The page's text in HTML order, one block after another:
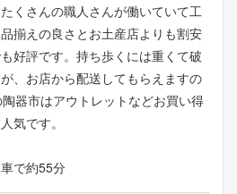
くさんの職人さんが働いていて工
揃えの良さとお土産店よりも割安
好評です。持ち歩くには重くて破
、お店から配送してもらえますの
器市はアウトレットなどお買い得
気です。
で約55分